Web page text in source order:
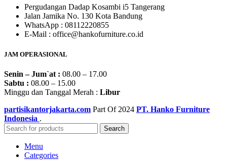
Pergudangan Dadap Kosambi i5 Tangerang
Jalan Jamika No. 130 Kota Bandung
WhatsApp : 08112220855
E-Mail : office@hankofurniture.co.id
JAM OPERASIONAL
Senin – Jum`at : 08.00 – 17.00
Sabtu : 08.00 – 15.00
Minggu dan Tanggal Merah : Libur
partisikantorjakarta.com Part Of 2024 PT. Hanko Furniture
Indonesia .
Search
Menu
Categories